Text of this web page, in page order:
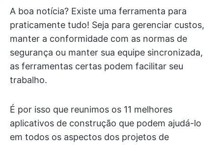
A boa notícia? Existe uma ferramenta para
praticamente tudo! Seja para gerenciar custos,
manter a conformidade com as normas de
segurança ou manter sua equipe sincronizada,
as ferramentas certas podem facilitar seu
trabalho.
É por isso que reunimos os 11 melhores
aplicativos de construção que podem ajudá-lo
em todos os aspectos dos projetos de